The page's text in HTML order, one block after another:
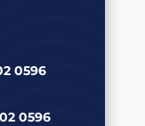
0596
0596